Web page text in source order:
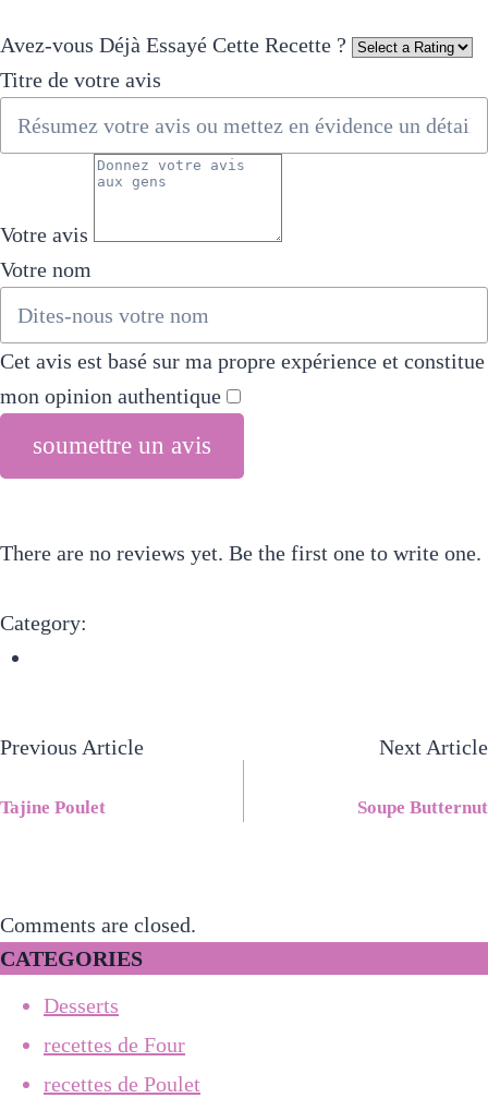
Avez-vous Déjà Essayé Cette Recette ?
Titre de votre avis
Votre avis
Votre nom
Cet avis est basé sur ma propre expérience et constitue
mon opinion authentique
soumettre un avis
There are no reviews yet. Be the first one to write one.
Category:
Previous Article
Tajine Poulet
Next Article
Soupe Butternut
Comments are closed.
CATEGORIES
Desserts
recettes de Four
recettes de Poulet